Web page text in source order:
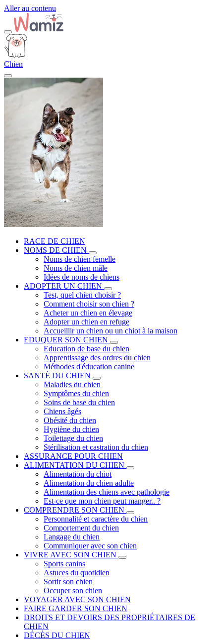
Aller au contenu
Chien
RACE DE CHIEN
NOMS DE CHIEN
Noms de chien femelle
Noms de chien mâle
Idées de noms de chiens
ADOPTER UN CHIEN
Test, quel chien choisir ?
Comment choisir son chien ?
Acheter un chien en élevage
Adopter un chien en refuge
Accueillir un chien ou un chiot à la maison
EDUQUER SON CHIEN
Education de base du chien
Apprentissage des ordres du chien
Méthodes d'éducation canine
SANTÉ DU CHIEN
Maladies du chien
Symptômes du chien
Soins de base du chien
Chiens âgés
Obésité du chien
Hygiène du chien
Toilettage du chien
Stérilisation et castration du chien
ASSURANCE POUR CHIEN
ALIMENTATION DU CHIEN
Alimentation du chiot
Alimentation du chien adulte
Alimentation des chiens avec pathologie
Est-ce que mon chien peut manger.. ?
COMPRENDRE SON CHIEN
Personnalité et caractère du chien
Comportement du chien
Langage du chien
Communiquer avec son chien
VIVRE AVEC SON CHIEN
Sports canins
Astuces du quotidien
Sortir son chien
Occuper son chien
VOYAGER AVEC SON CHIEN
FAIRE GARDER SON CHIEN
DROITS ET DEVOIRS DES PROPRIÉTAIRES DE
CHIEN
DÉCÈS DU CHIEN